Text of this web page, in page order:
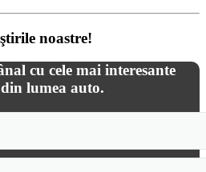
noastre!
cu cele mai interesante
lumea auto.